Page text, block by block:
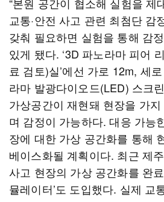
교통·안전 사고 관련 최첨단 감
갖춰 필요하면 실험을 통해 감
있게 됐다. ‘3D 파노라마 피어
료 검토)실’에선 가로 12m, 세
라마 발광다이오드(LED) 스크
가상공간이 재현돼 현장을 가
며 감정이 가능하다. 대응 가능
장에 대한 가상 공간화를 통해
베이스화될 계획이다. 최근 제
사고 현장의 가상 공간화를 완
뮬레이터’도 도입했다. 실제 교